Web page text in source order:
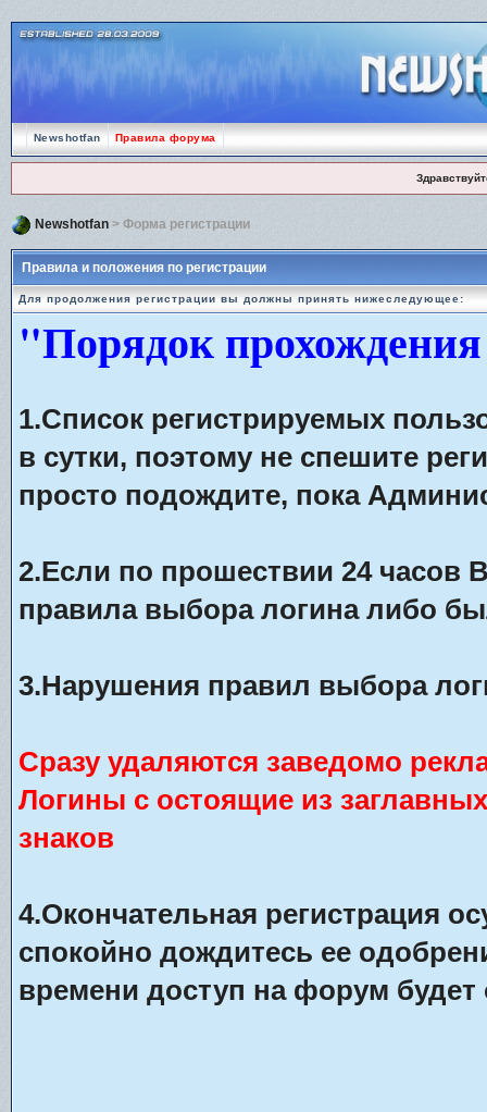
Newshotfan Правила форума
Newshotfan> Форма регистрации
Правила и положения по регистрации
Для продолжения регистрации вы должны принять нижеследующее:
"Порядок
1.Список регистрируемых
в сутки, поэтому не спешите
просто подождите, пока
2.Если по прошествии 24 часов
правила выбора логина либо
3.Нарушения правил выбора
Сразу удаляются заведомо
Логины с остоящие из
знаков
4.Окончательная регистрация
спокойно дождитесь ее
времени доступ на форум будет